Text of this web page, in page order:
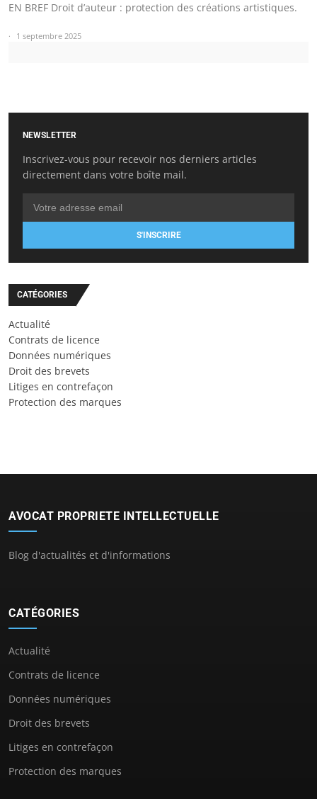
EN BREF Droit d’auteur : protection des créations artistiques.
1 septembre 2025
NEWSLETTER
Inscrivez-vous pour recevoir nos derniers articles
directement dans votre boîte mail.
S'INSCRIRE
CATÉGORIES
Actualité
Contrats de licence
Données numériques
Droit des brevets
Litiges en contrefaçon
Protection des marques
AVOCAT PROPRIETE INTELLECTUELLE
Blog d'actualités et d'informations
CATÉGORIES
Actualité
Contrats de licence
Données numériques
Droit des brevets
Litiges en contrefaçon
Protection des marques